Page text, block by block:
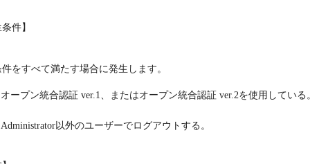
件】
をすべて満たす場合に発生します。
オープン統合認証 ver.1、またはオープン統合認証 ver.2を使用している
Administrator以外のユーザーでログアウトする。